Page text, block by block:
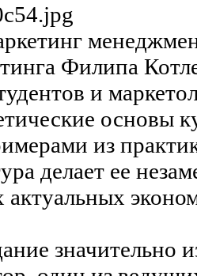
Филипа
и
основы
из
делает ее
актуальных
значительно